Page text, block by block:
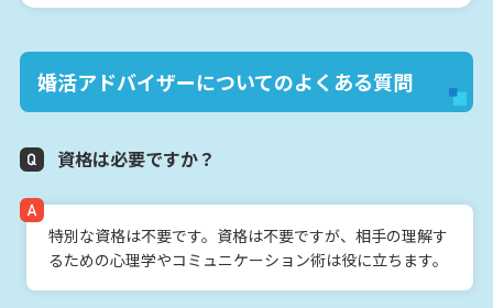
婚活アドバイザーについてのよくある質問
資格は必要ですか？
特別な資格は不要です。資格は不要ですが、相手の理解す
るための心理学やコミュニケーション術は役に立ちます。